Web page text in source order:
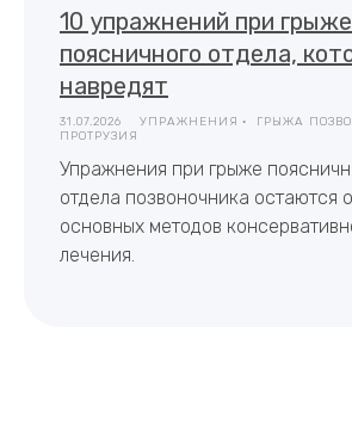
10 упражнений при грыже
поясничного отдела,
навредят
31.07.2026 УПРАЖНЕНИЯ
ГРЫЖА
ПРОТРУЗИЯ
Упражнения при грыже
отдела позвоночника остаются
основных методов
лечения.